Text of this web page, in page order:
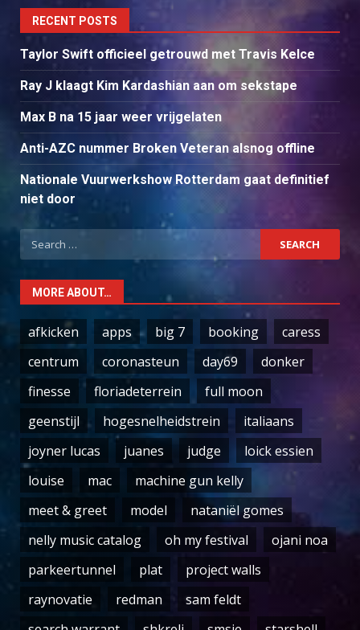
RECENT POSTS
Taylor Swift officieel getrouwd met Travis Kelce
Ray J klaagt Kim Kardashian aan om sekstape
Max B na 15 jaar weer vrijgelaten
Anti-AZC nummer Broken Veteran alsnog offline
Nationale Vuurwerkshow Rotterdam gaat definitief
niet door
Search
for:
MORE ABOUT…
afkicken apps big 7 booking
caress
centrum
coronasteun day69
donker
finesse
floriadeterrein
full moon
geenstijl
hogesnelheidstrein
italiaans
joyner lucas
juanes judge
loick essien
louise
mac
machine gun kelly
meet & greet
model
nataniël gomes
nelly music catalog
oh my festival
ojani noa
parkeertunnel
plat
project walls
raynovatie
redman
sam feldt